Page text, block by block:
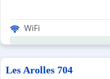
WiFi
Les Arolles 704